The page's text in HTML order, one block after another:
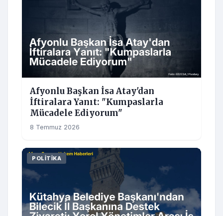
Afyonlu Başkan İsa Atay'dan
İftiralara Yanıt: "Kumpaslarla
Mücadele Ediyorum"
8 Temmuz 2026
POLITIKA